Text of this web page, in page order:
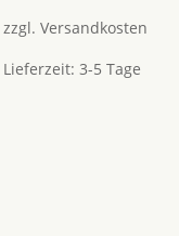
zzgl.Versandkosten
Lieferzeit:3-5 Tage